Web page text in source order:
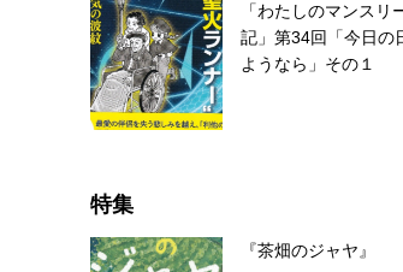
「わたしのマンスリ
記」第34回「今日の
ようなら」その１
特集
『茶畑のジャヤ』